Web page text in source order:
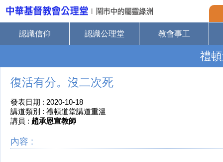
認識信仰 認識公理堂 教會事工
禮
復活有分。沒二次死
發表日期 : 2020-10-18
講道類別 : 禮頓道堂講道重溫
講員 : 趙承恩宣教師
內容 :